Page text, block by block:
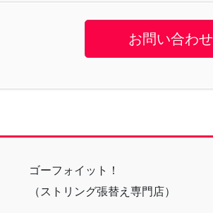
お問い合わせ
ゴーフォイット！
（ストリング張替え専門店）